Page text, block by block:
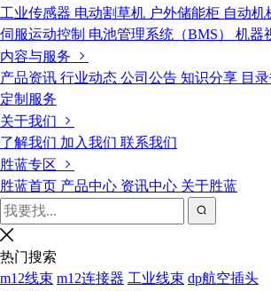
工业传感器 电动割草机 户外储能柜 自动机
伺服运动控制 电池管理系统（BMS） 机器
内容与服务
产品资讯 行业动态 公司公告 知识分享 目
定制服务
关于我们
了解我们 加入我们 联系我们
胜蓝专区
胜蓝首页 产品中心 资讯中心 关于胜蓝
热门搜索
m12线束 m12连接器 工业线束 dp航空插头